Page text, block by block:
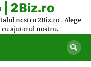
2Biz.ro
nostru 2Biz.ro . Alege
cu ajutorul nostru.